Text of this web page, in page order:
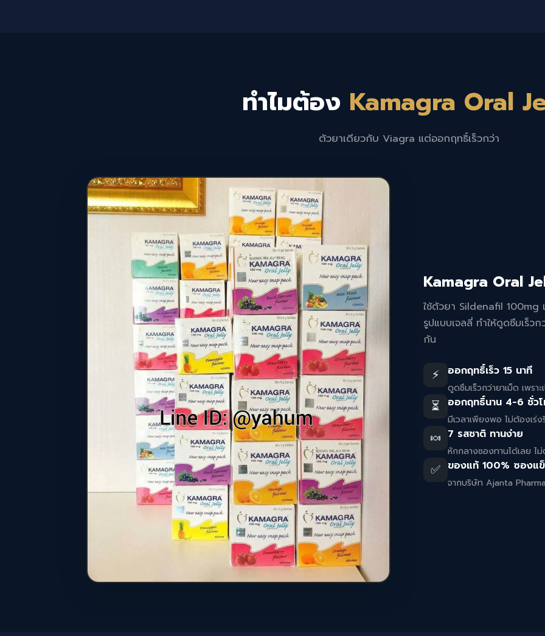
ทำไมต้อง Kamagra Oral
ตัวยาเดียวกับ Viagra แต่ออกฤทธิ์เร็วกว่า
Kamagra Oral
ใช้ตัวยา Sildenafil 100mg
รูปแบบเจลลี่ ทำให้ดูดซึมเร็ว
กัน
⚡ ออกฤทธิ์เร็ว 15 นาที
ดูดซึมเร็วกว่ายาเม็ด เพรา
⏳ ออกฤทธิ์นาน 4-6 ชั่ว
มีเวลาเพียงพอ ไม่ต้องเร่ง
🍬 7 รสชาติ ทานง่าย
หักกลางซองทานได้เลย ไ
✅ ของแท้ 100% ซองแ
จากบริษัท Ajanta